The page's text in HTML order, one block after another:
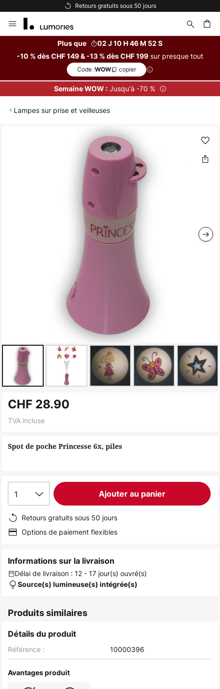
gratuits sous 50 jours
Allez
au
Plus que
02 J 10 H 46 M 52 S
-10 % dès CHF 149 & -13 % dès CHF 199 sur presque tout
Code :WOW copier
Semaine WOW :Jusqu'à -70 %
Lampes sur prise et veilleuses
to
the
of
gallery
Spot de poche Princesse 6x, piles
CHF 28.90
TVA incluse
1 Ajouter au panier
Retours gratuits sous 50 jours
Options de paiement flexibles
Informations sur la livraison
Délai de livraison : 12 - 17 jour(s) ouvré(s)
Source(s) lumineuse(s) intégrée(s)
Produits similaires
Détails du produit
Référence : 10000396
Avantages produit